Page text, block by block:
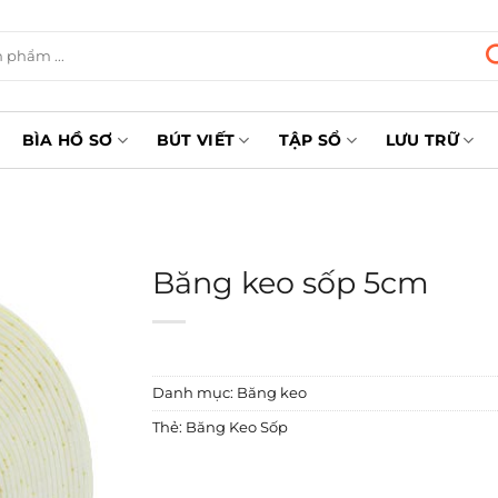
BÌA HỒ SƠ BÚT VIẾT TẬP SỔ LƯU TRỮ
Băng keo sốp 5cm
Danh mục: Băng keo
Thẻ: Băng Keo Sốp